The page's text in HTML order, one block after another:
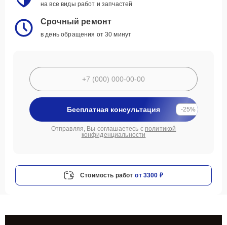
на все виды работ и запчастей
Срочный ремонт
в день обращения от 30 минут
Бесплатная консультация -25%
Отправляя, Вы соглашаетесь с политикой
конфиденциальности
Стоимость работ от 3300 ₽